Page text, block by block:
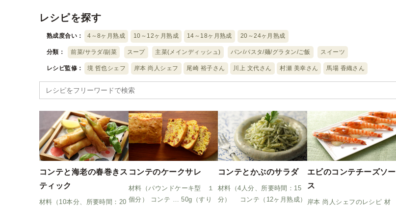
レシピを探す
熟成度合い： 4～8ヶ月熟成 10～12ヶ月熟成 14～18ヶ月熟成 20～24ヶ月熟成
分類： 前菜/サラダ/副菜 スープ 主菜(メインディッシュ) パン/パスタ/麺/グラタン/ご飯 スイーツ
レシピ監修： 境 哲也シェフ 岸本 尚人シェフ 尾崎 裕子さん 川上 文代さん 村瀬 美幸さん 馬場 香織さん
Search
for:
コンテと海老の春巻きス
ティック
材料（10本分、所要時間：20
コンテのケークサレ
材料（パウンドケーキ型 １
個分） コンテ … 50g（すり
コンテとかぶのサラダ
材料（4人分、所要時間：15
分） コンテ（12ヶ月熟成）
エビのコンテチーズソー
ス
岸本 尚人シェフのレシピ 材